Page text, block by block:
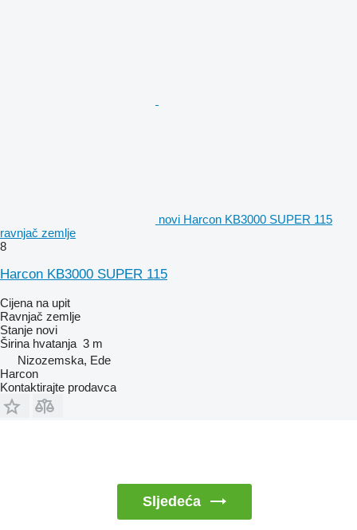
novi Harcon KB3000 SUPER 115
ravnjač zemlje
8
Harcon KB3000 SUPER 115
Cijena na upit
Ravnjač zemlje
Stanje novi
Širina hvatanja 3 m
Nizozemska, Ede
Harcon
Kontaktirajte prodavca
Sljedeća